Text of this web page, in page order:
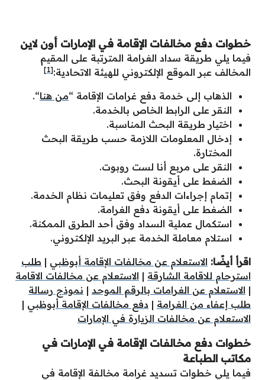
خطوات دفع مخالفات الإقامة في الإمارات أون لاين
فيما يلي طريقة سداد الغرامة المترتبة على المقيم
المخالف عبر الموقع الإلكتروني للهيئة الاتحادية:[1]
الذهاب إلى خدمة دفع غرامات الإقامة “من هنا“.
النقر على الرابط الخاص بالخدمة.
اختيار طريقة البحث المناسبة.
إدخال المعلومات اللازمة حسب طريقة البحث
المختارة.
النقر على مربع أنا لست روبوت.
الضغط على أيقونة البحث.
إتمام إجراءات الدفع وفق تعليمات نظام الخدمة.
الضغط على أيقونة دفع الغرامة.
استكمال عملية السداد وفق أحد الطرق الممكنة.
استلام معاملة الخدمة عبر البريد الإلكتروني.
اقرأ أيضًا: الاستعلام عن مخالفات الإقامة أبوظبي | طلب
استرحام للاقامة الشارقة | الاستعلام عن مخالفات الاقامة
| الاستعلام عن الغرامات بالرقم الموحد | نموذج رسالة
طلب إعفاء من الغرامة | دفع مخالفات الإقامة أبوظبي |
الاستعلام عن مخالفات الزيارة في الإمارات
خطوات دفع مخالفات الإقامة في الإمارات في
مكاتب الطباعة
فيما يلي خطوات تسديد غرامة مخالفة الإقامة في